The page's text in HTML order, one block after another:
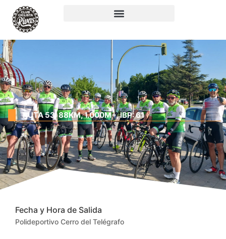
RUTA 53: 88KM, 1.000M+, IBP: 61
Fecha y Hora de Salida
Polideportivo Cerro del Telégrafo